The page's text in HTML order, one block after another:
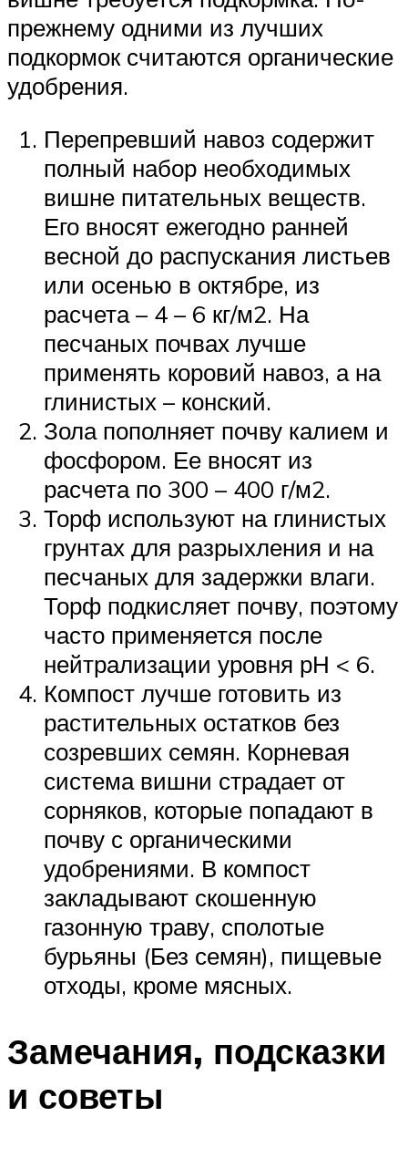
прежнему одними из лучших
подкормок считаются органические
удобрения.
Перепревший навоз содержит
полный набор необходимых
вишне питательных веществ.
Его вносят ежегодно ранней
весной до распускания листьев
или осенью в октябре, из
расчета – 4 – 6 кг/м2. На
песчаных почвах лучше
применять коровий навоз, а на
глинистых – конский.
Зола пополняет почву калием и
фосфором. Ее вносят из
расчета по 300 – 400 г/м2.
Торф используют на глинистых
грунтах для разрыхления и на
песчаных для задержки влаги.
Торф подкисляет почву, поэтому
часто применяется после
нейтрализации уровня рН < 6.
Компост лучше готовить из
растительных остатков без
созревших семян. Корневая
система вишни страдает от
сорняков, которые попадают в
почву с органическими
удобрениями. В компост
закладывают скошенную
газонную траву, сполотые
бурьяны (Без семян), пищевые
отходы, кроме мясных.
Замечания, подсказки
и советы